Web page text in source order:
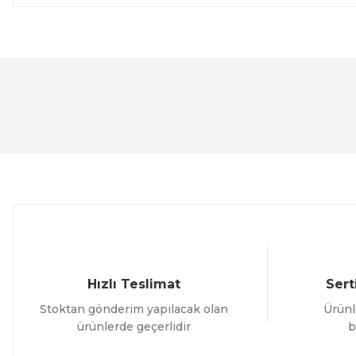
Hızlı Teslimat
Stoktan gönderim yapılacak olan
ürünlerde geçerlidir